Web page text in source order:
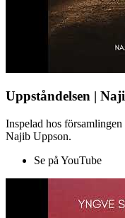
Uppståndelsen |
Inspelad hos
Najib Uppson.
Se på YouTube